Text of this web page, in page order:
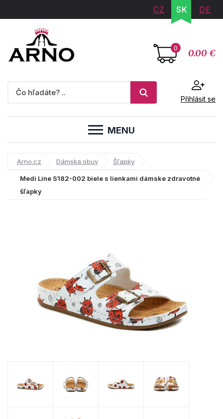
CZ SK DE
0 0.00 €
Přihlásit se
MENU
Arno.cz Dámska obuv Šľapky
Medi Line S182-002 biele s lienkami dámske zdravotné
šľapky